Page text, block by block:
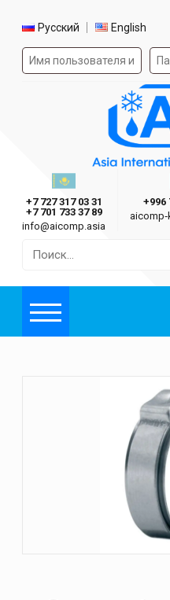
Выбор языка
Русский English
Форма
Asia International Company
Казахстан г.
+7 727 317 03 31
+7 701 733 37 89
info@aicomp.asia
+996
Меню